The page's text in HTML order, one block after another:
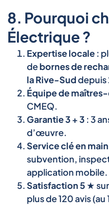
8. Pourquoi
Électrique ?
Expertise locale :
debornes de
la Rive-Suddepuis
Équipe de
CMEQ.
Garantie 3 + 3 : 3
d’œuvre.
Service clé en main
subvention,
application mobile.
Satisfaction 5 ★
plus de 120 avis